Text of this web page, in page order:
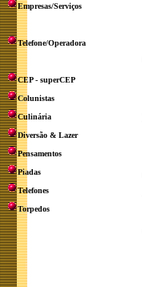
Empresas/Serviços
Telefone/Operadora
CEP - superCEP
Colunistas
Culinária
Diversão & Lazer
Pensamentos
Piadas
Telefones
Torpedos